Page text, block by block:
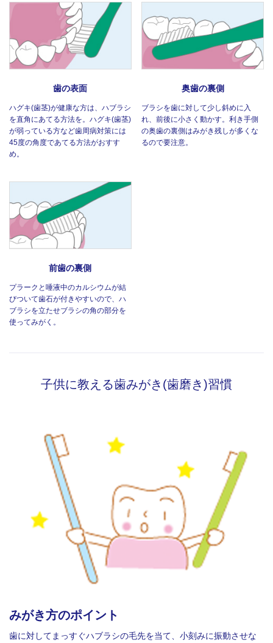
歯の表面
ハグキ(歯茎)が健康な方は、ハブラシ
を直角にあてる方法を。ハグキ(歯茎)
が弱っている方など歯周病対策には
45度の角度であてる方法がおすす
め。
奥歯の裏側
ブラシを歯に対して少し斜めに入
れ、前後に小さく動かす。利き手側
の奥歯の裏側はみがき残しが多くな
るので要注意。
前歯の裏側
プラークと唾液中のカルシウムが結
びついて歯石が付きやすいので、ハ
ブラシを立たせブラシの角の部分を
使ってみがく。
子供に教える歯みがき(歯磨き)習慣
みがき方のポイント
歯に対してまっすぐハブラシの毛先を当て、小刻みに振動させな